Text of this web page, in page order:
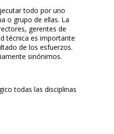
todo por uno
o grupo de ellas. La
gerentes de
técnica es importante
de los esfuerzos.
sinónimos.
todas las disciplinas